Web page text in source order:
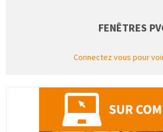
FENÊTRES
Connectez vous pour